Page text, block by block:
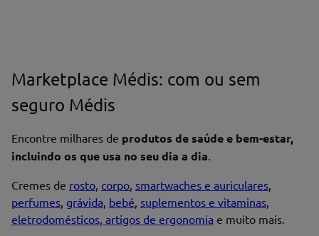
Marketplace Médis: com ou sem
seguro Médis
Encontre milhares de produtos de saúde e bem-estar,
incluindo os que usa no seu dia a dia.
Cremes de rosto, corpo, smartwaches e auriculares,
perfumes, grávida, bebé, suplementos e vitaminas,
eletrodomésticos, artigos de ergonomia e muito mais.